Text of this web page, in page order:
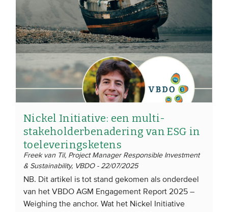
EVENEMENTEN
Van de VBDO
Van leden & partners
MEDIA
Publicaties
Webinars
Podcasts
Video’s
WIE WE ZIJN
Nickel Initiative: een multi-
stakeholderbenadering van ESG in
toeleveringsketens
Freek van Til, Project Manager Responsible Investment
& Sustainability, VBDO - 22/07/2025
NB. Dit artikel is tot stand gekomen als onderdeel
van het VBDO AGM Engagement Report 2025 –
Weighing the anchor. Wat het Nickel Initiative